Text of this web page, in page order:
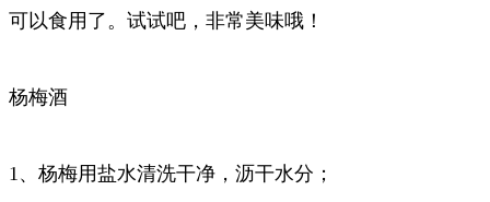
可以食用了。试试吧，非常美味哦！
杨梅酒
1、杨梅用盐水清洗干净，沥干水分；